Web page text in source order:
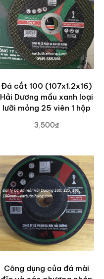
Đá cắt 100 (107x1.2x16)
Hải Dương mầu xanh loại
lưỡi mỏng 25 viên 1 hộp
3,500₫
Công dụng của đá mài